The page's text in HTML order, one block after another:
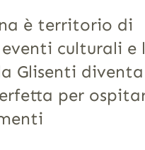
è territorio di
culturali e
Glisenti
per